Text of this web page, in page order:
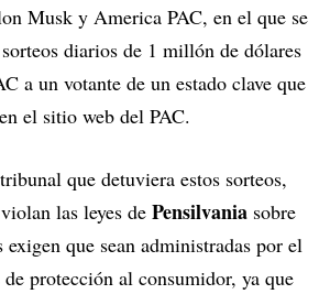
Musk y America PAC, en el que se
diarios de 1 millón de dólares
a un votante de un estado clave que
el sitio web del PAC.
que detuviera estos sorteos,
las leyes de Pensilvania sobre
que sean administradas por el
protección al consumidor, ya que